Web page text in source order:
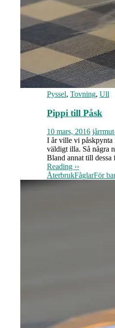
Pyssel, Tovning, Ull
Pippi till Påsk
10 mars, 2016
I år ville vi påskpynta
väldigt illa. Så några
Bland annat till
Reading ››
ÅterbrukFåglarFör